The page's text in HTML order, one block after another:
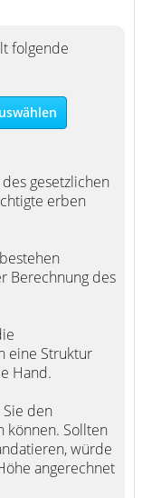
folgende
gesetzlichen
erben
Berechnung des
eine Struktur
Hand.
den
können. Sollten
würde
angerechnet